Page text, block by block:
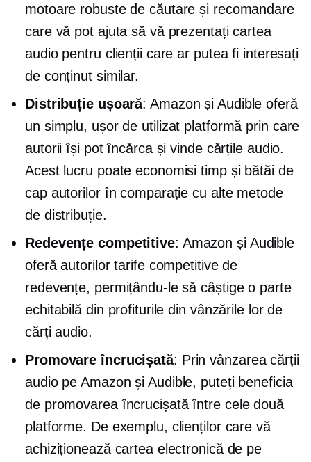
motoare robuste de căutare și recomandare
care vă pot ajuta să vă prezentați cartea
audio pentru clienții care ar putea fi interesați
de conținut similar.
Distribuție ușoară: Amazon și Audible oferă
un simplu, ușor de utilizat platformă prin care
autorii își pot încărca și vinde cărțile audio.
Acest lucru poate economisi timp și bătăi de
cap autorilor în comparație cu alte metode
de distribuție.
Redevențe competitive: Amazon și Audible
oferă autorilor tarife competitive de
redevențe, permițându-le să câștige o parte
echitabilă din profiturile din vânzările lor de
cărți audio.
Promovare încrucișată: Prin vânzarea cărții
audio pe Amazon și Audible, puteți beneficia
de promovarea încrucișatăîntre cele două
platforme. De exemplu, clienților care vă
achiziționează cartea electronică de pe